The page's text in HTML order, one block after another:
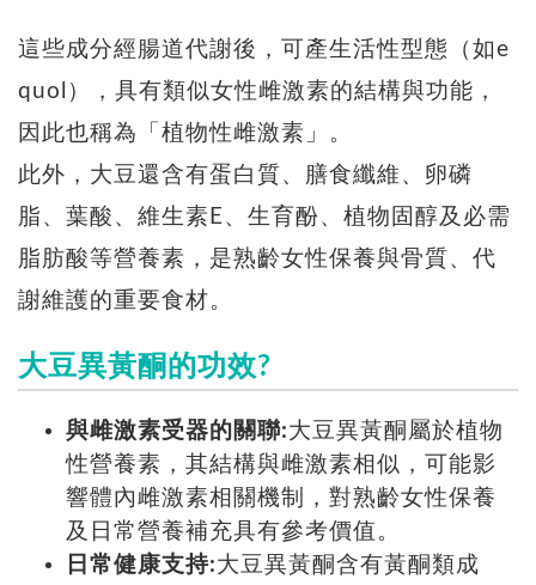
這些成分經腸道代謝後，可產生活性型態（如e
quol），具有類似女性雌激素的結構與功能，
因此也稱為「植物性雌激素」。
此外，大豆還含有蛋白質、膳食纖維、卵磷
脂、葉酸、維生素E、生育酚、植物固醇及必需
脂肪酸等營養素，是熟齡女性保養與骨質、代
謝維護的重要食材。
大豆異黃酮的功效?
與雌激素受器的關聯:大豆異黃酮屬於植物
性營養素，其結構與雌激素相似，可能影
響體內雌激素相關機制，對熟齡女性保養
及日常營養補充具有參考價值。
日常健康支持:大豆異黃酮含有黃酮類成